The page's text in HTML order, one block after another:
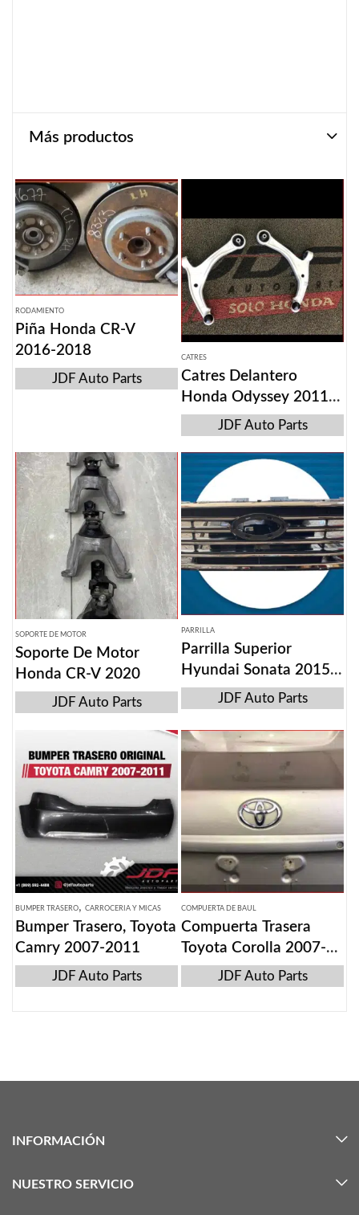
Más productos
RODAMIENTO
Piña Honda CR-V
2016-2018
JDF Auto Parts
CATRES
Catres Delantero
Honda Odyssey 2011-
2017JDF Auto Parts
SOPORTE DE MOTOR
Soporte De Motor
Honda CR-V 2020
JDF Auto Parts
PARRILLA
Parrilla Superior
Hyundai Sonata 2015-
2017JDF Auto Parts
BUMPER TRASERO, CARROCERIA Y MICAS
Bumper Trasero, Toyota
Camry 2007-2011
JDF Auto Parts
COMPUERTA DE BAUL
Compuerta Trasera
Toyota Corolla 2007-
2013JDF Auto Parts
INFORMACIÓN
NUESTRO SERVICIO